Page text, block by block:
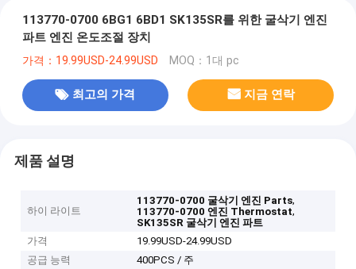
113770-0700 6BG1 6BD1 SK135SR를 위한 굴삭기 엔진
파트 엔진 온도조절 장치
가격：19.99USD-24.99USD MOQ：1대 pc
최고의 가격 지금 연락
제품 설명
하이 라이트
113770-0700 굴삭기 엔진 Parts,
113770-0700 엔진 Thermostat,
SK135SR 굴삭기 엔진 파트
가격
19.99USD-24.99USD
공급 능력
400PCS / 주